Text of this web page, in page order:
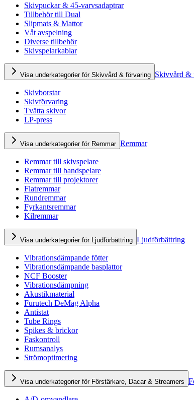
Skivpuckar & 45-varvsadaptrar
Tillbehör till Dual
Slipmats & Mattor
Våt avspelning
Diverse tillbehör
Skivspelarkablar
Visa underkategorier för Skivvård & förvaring Skivvård &
Skivborstar
Skivförvaring
Tvätta skivor
LP-press
Visa underkategorier för Remmar Remmar
Remmar till skivspelare
Remmar till bandspelare
Remmar till projektorer
Flatremmar
Rundremmar
Fyrkantsremmar
Kilremmar
Visa underkategorier för Ljudförbättring Ljudförbättring
Vibrationsdämpande fötter
Vibrationsdämpande basplattor
NCF Booster
Vibrationsdämpning
Akustikmaterial
Furutech DeMag Alpha
Antistat
Tube Rings
Spikes & brickor
Faskontroll
Rumsanalys
Strömoptimering
Visa underkategorier för Förstärkare, Dacar & Streamers